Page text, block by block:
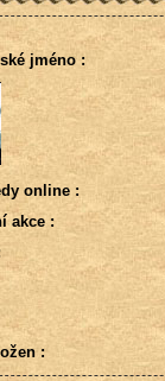
jméno :
online :
akce :
: